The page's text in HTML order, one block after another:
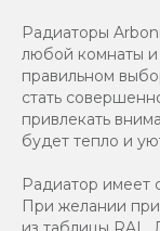
Радиаторы
любой комнаты
правильном
стать
привлекать
будет тепло и
Радиатор имеет
При желании